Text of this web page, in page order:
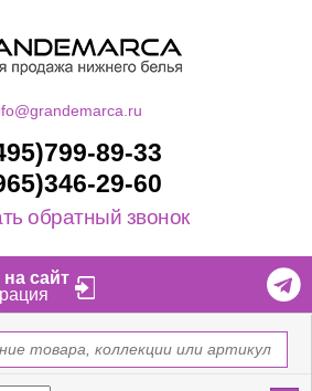
89-33
29-60
обратный звонок
сайт